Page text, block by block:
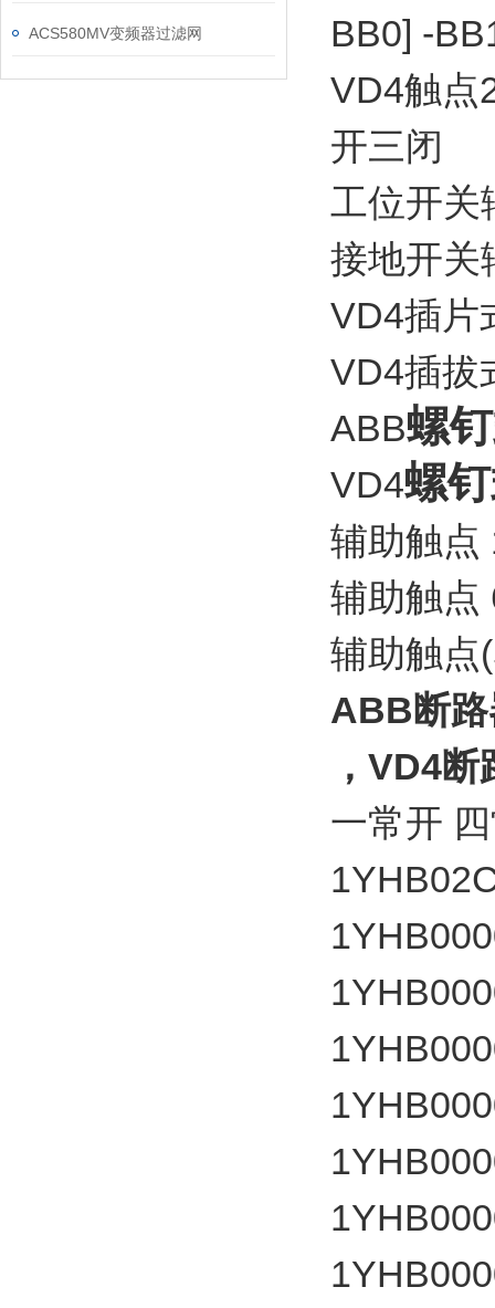
ACS580MV变频器过滤网
BB0] -
VD4触
开三闭
工位开关
接地开
VD4插片
VD4插拔
ABB螺
VD4螺
辅助触点
辅助触
辅助触点
ABB断路
，VD4
一常开